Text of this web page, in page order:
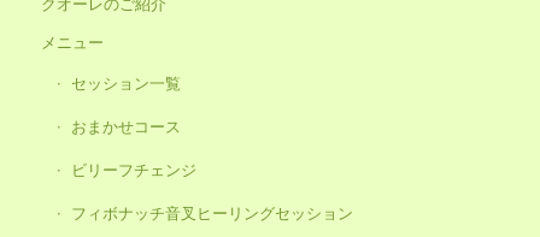
メニュー
セッション一覧
おまかせコース
ビリーフチェンジ
フィボナッチ音叉ヒーリングセッション